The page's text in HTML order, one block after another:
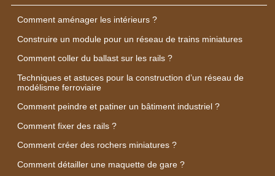
Comment aménager les intérieurs ?
Construire un module pour un réseau de trains miniatures
Comment coller du ballast sur les rails ?
Techniques et astuces pour la construction d’un réseau de
modélisme ferroviaire
Comment peindre et patiner un bâtiment industriel ?
Comment fixer des rails ?
Comment créer des rochers miniatures ?
Comment détailler une maquette de gare ?